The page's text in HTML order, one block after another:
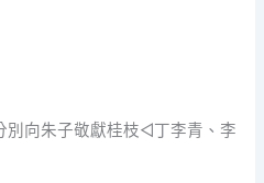
向朱子敬獻桂枝◁丁李青、李